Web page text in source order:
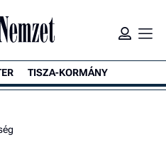
TISZA-KORMÁNY